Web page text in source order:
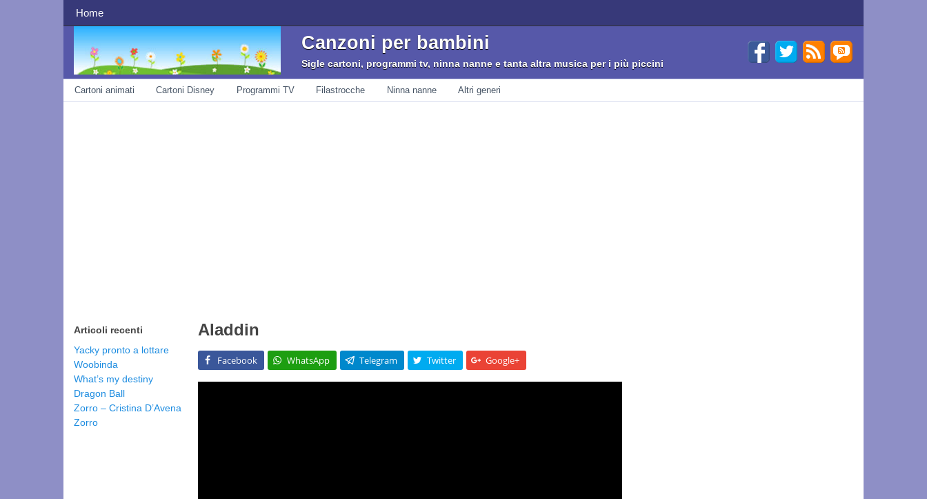
Home
Canzoni per bambini
Sigle cartoni, programmi tv, ninna nanne e tanta altra musica per i più piccini
navigazione
Cartoni animati Cartoni Disney Programmi TV Filastrocche Ninna nanne Altri generi
Aladdin
Facebook WhatsApp Telegram Twitter Google+
Articoli recenti
Yacky pronto a lottare
Woobinda
What’s my destiny
Dragon Ball
Zorro – Cristina D’Avena
Zorro